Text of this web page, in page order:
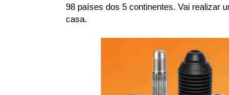
98 países dos 5 continentes. Vai realizar
casa.